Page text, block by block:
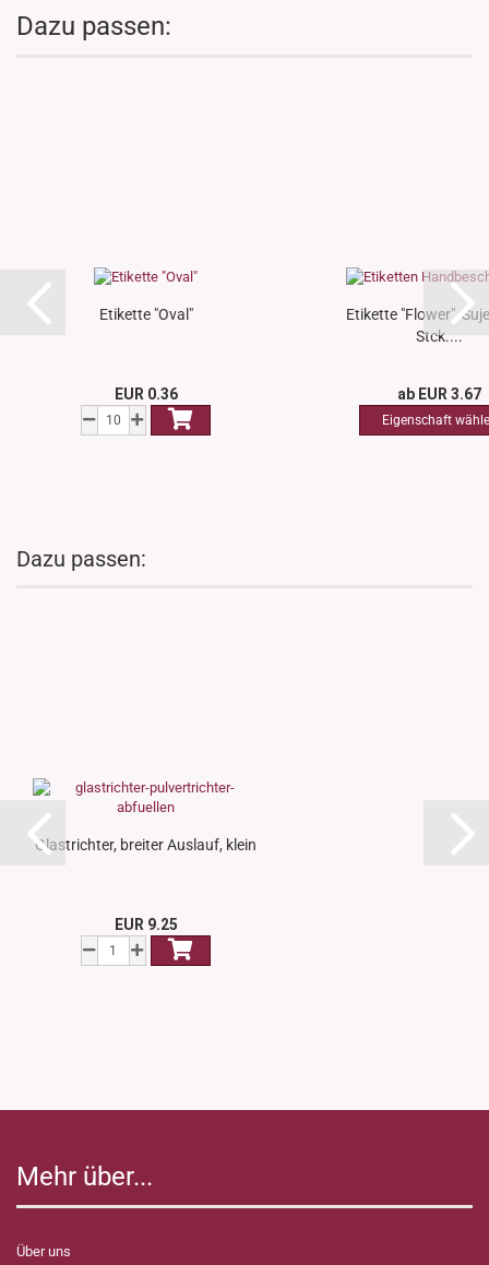
Dazu passen:
Etikette "Oval"
EUR 0.36
Etikette "Flower",
Stck....
ab EUR 3.67
Dazu passen:
Glastrichter, breiter Auslauf, klein
EUR 9.25
Mehr über...
Über uns